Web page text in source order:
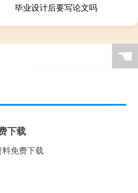
毕业设计后要写论文吗
☚
下载